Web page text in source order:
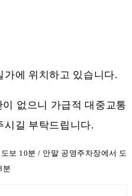
가에 위치하고 있습니다.
없으니 가급적 대중교통
시길 부탁드립니다.
보 10분 / 안말 공영주차장에서 도
분